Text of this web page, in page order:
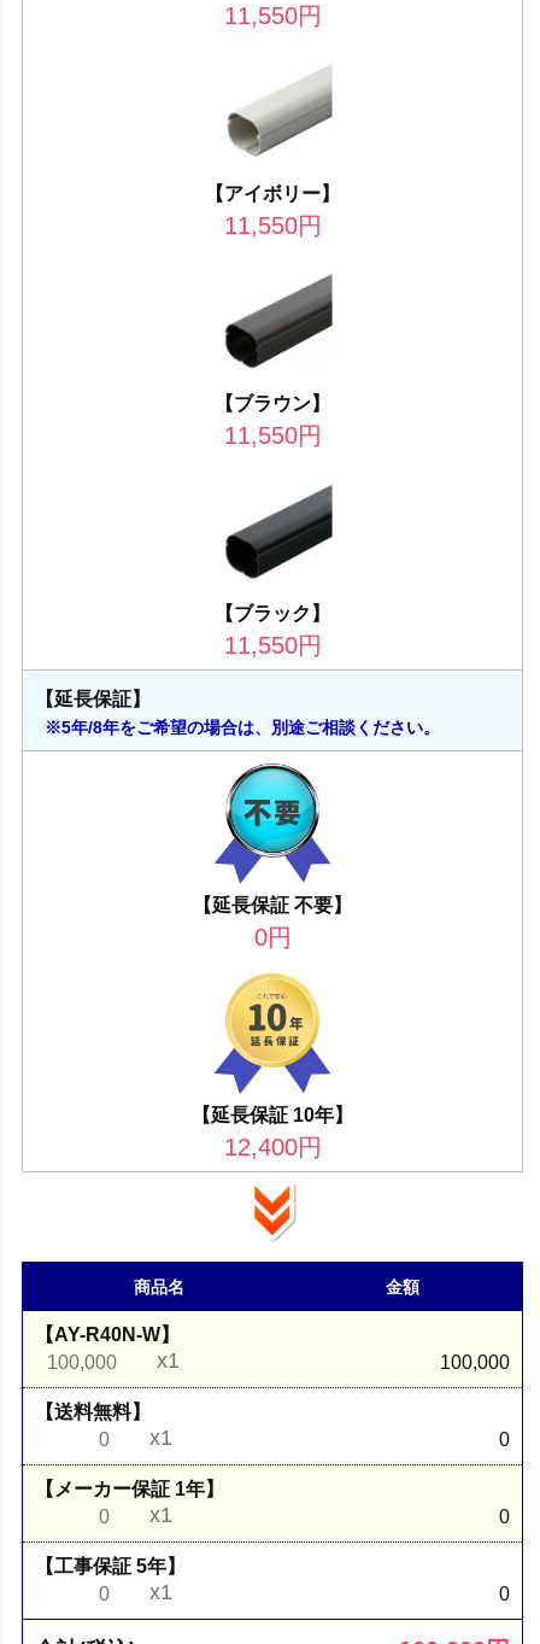
11,550円
【アイボリー】
11,550円
【ブラウン】
11,550円
【ブラック】
11,550円
【延長保証】
※5年/8年をご希望の場合は、別途ご相談ください。
【延長保証 不要】
0円
【延長保証 10年】
12,400円
商品名 金額
【AY-R40N-W】
100,000
x1 100,000
【送料無料】
0
x1 0
【メーカー保証 1年】
0
x1 0
【工事保証 5年】
0
x1 0